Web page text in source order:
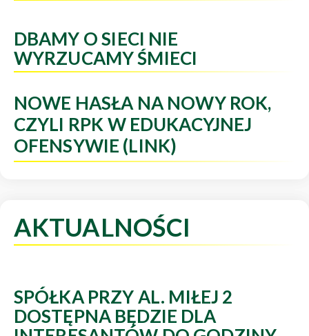
DBAMY O SIECI NIE
WYRZUCAMY ŚMIECI
NOWE HASŁA NA NOWY ROK,
CZYLI RPK W EDUKACYJNEJ
OFENSYWIE (LINK)
AKTUALNOŚCI
SPÓŁKA PRZY AL. MIŁEJ 2
DOSTĘPNA BĘDZIE DLA